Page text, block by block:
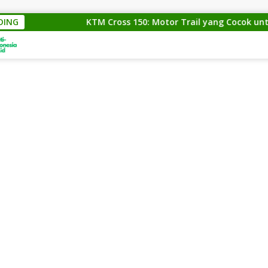
KTM Cross 150: Motor Trail yang Cocok untuk Para